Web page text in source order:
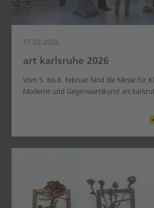
17.02.2026
art karlsruhe 2026
Vom 5. bis 8. Februar fand die Messe für
Moderne und Gegenwartskunst art